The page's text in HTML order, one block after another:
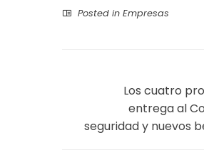
Posted in Empresas
Los cuatro
entrega al
seguridad y nuevos